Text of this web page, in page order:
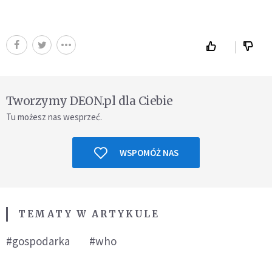
Tworzymy DEON.pl dla Ciebie
Tu możesz nas wesprzeć.
WSPOMÓŻ NAS
TEMATY W ARTYKULE
#gospodarka #who